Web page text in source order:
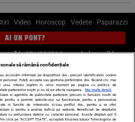
Video Horoscop Vedete Paparazzi
AI UN PONT?
la 0741226226 sau trimite mail la
pont@cancan.ro
Știri externe
Politică
Iubirii Dictionar de vise
LIFE STYLE
Horoscop
să rămână confidențiale
accesăm informații pe dispozitivul dvs., precum identificatorii cookie
personal. Puteți accepta sau gestiona preferințele dvs. făcând clic mai
unui interes legitim în orice moment pe pagina cu politica de
partenerilor noștri și nu vă vor afecta navigarea.
Mai multe detalii
si agentiile de publicitate partenere, precum si furnizorii nostri de
pentru a permite website-ului sa functioneze, pentru a personaliza
in functie de interesele si/sau profilul dvs., pentru a va oferi
si pentru a analiza traficul pe website. Beneficiati de drepturile
cu prelucrarea datelor cu caracter personal. Aceste drepturi pot fi
Prin click pe “ACCEPT TOATE”, acceptati folosirea tuturor Tehnologiilor de